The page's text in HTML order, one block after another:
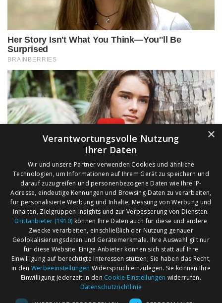
AGB
Impressum
Märkte nach Bundesländern
Märkte nach PLZ
Märkte nach Umkreis
×
Verantwortungsvolle Nutzung
Ihrer Daten
Wir und unsere Partner verwenden Cookies und ähnliche
Technologien, um Informationen auf Ihrem Gerät zu speichern und
darauf zuzugreifen und personenbezogene Daten wie Ihre IP-
Adresse, eindeutige Kennungen und Browsing-Daten zu verarbeiten,
für personalisierte Werbung und Inhalte, Messung von Werbung und
Inhalten, Zielgruppen-Insights und zur Verbesserung von Diensten.
Drittanbieter (1910) können Ihre Daten auch für diese und andere
Zwecke verarbeiten, einschließlich der Nutzung genauer
Geolokalisierungsdaten und Gerätemerkmale. Ihre Auswahl gilt nur
für diese Website. Einige Anbieter können sich statt auf Ihre
Einwilligung auf berechtigte Interessen stützen; Sie haben das Recht,
in den Werbeeinstellungen Widerspruch einzulegen. Sie können Ihre
Einwilligung jederzeit in den Cookie-Einstellungen widerrufen.
Datenschutzrichtlinie